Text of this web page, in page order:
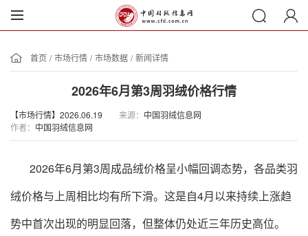
首页 / 市场行情 / 市场数据 / 新闻详情
2026年6月第3周羽绒价格行情
【市场行情】2026.06.19 来源： 中国羽绒信息网
作者： 中国羽绒信息网
2026年6月第3周成品绒价格呈小幅回调态势，各品类羽
绒价格与上周相比均有所下滑。这是自4月以来持续上涨趋
势中首次出现的明显回落，但整体仍处近三年历史高位。